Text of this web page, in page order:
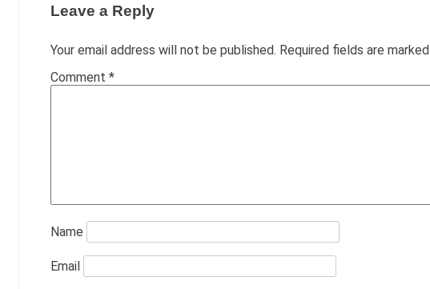
Leave a Reply
Your email address will not be published. Required fields are marked
Comment *
Name
Email